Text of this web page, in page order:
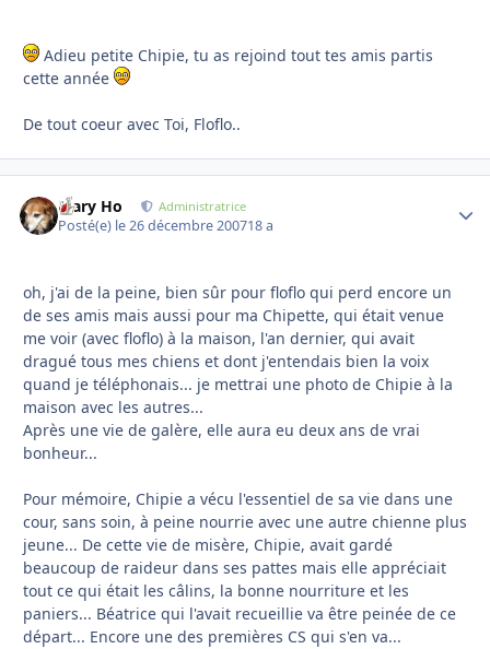
Adieu petite Chipie, tu as rejoind tout tes amis partis
cette année
De tout coeur avec Toi, Floflo..
Mary Ho Administratrice
Posté(e) le 26 décembre 200718 a
oh, j'ai de la peine, bien sûr pour floflo qui perd encore un
de ses amis mais aussi pour ma Chipette, qui était venue
me voir (avec floflo) à la maison, l'an dernier, qui avait
dragué tous mes chiens et dont j'entendais bien la voix
quand je téléphonais... je mettrai une photo de Chipie à la
maison avec les autres...
Après une vie de galère, elle aura eu deux ans de vrai
bonheur...
Pour mémoire, Chipie a vécu l'essentiel de sa vie dans une
cour, sans soin, à peine nourrie avec une autre chienne plus
jeune... De cette vie de misère, Chipie, avait gardé
beaucoup de raideur dans ses pattes mais elle appréciait
tout ce qui était les câlins, la bonne nourriture et les
paniers... Béatrice qui l'avait recueillie va être peinée de ce
départ... Encore une des premières CS qui s'en va...